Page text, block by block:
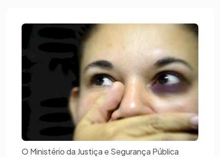
O Ministério da Justiça e Segurança Pública